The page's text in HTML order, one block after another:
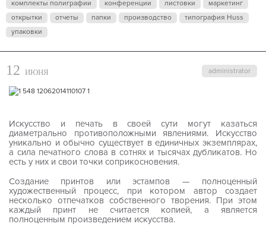
комплекты полиграфии
конференции листовки
маркетинг
открытки
отчеты папки производство
типография Huss
упаковки
administrator
12 ИЮНЯ
Искусство и печать в своей сути могут казаться
диаметрально противоположными явлениями. Искусство
уникально и обычно существует в единичных экземплярах,
а сила печатного слова в сотнях и тысячах дубликатов. Но
есть у них и свои точки соприкосновения.
Создание принтов или эстампов — полноценный
художественный процесс, при котором автор создает
несколько отпечатков собственного творения. При этом
каждый принт не считается копией, а является
полноценным произведением искусства.